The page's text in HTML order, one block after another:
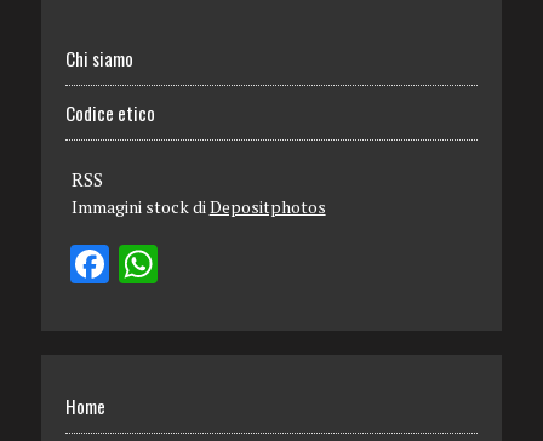
Chi siamo
Codice etico
RSS
Immagini stock diDepositphotos
Home